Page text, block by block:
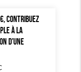
CONTRIBUEZ
À LA
D’UNE